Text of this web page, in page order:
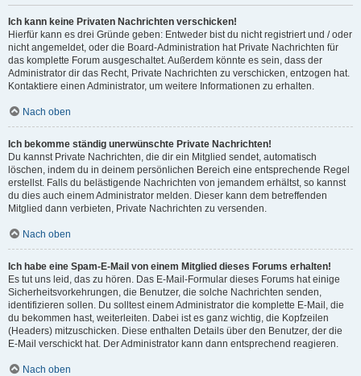
Ich kann keine Privaten Nachrichten verschicken!
Hierfür kann es drei Gründe geben: Entweder bist du nicht registriert und / oder
nicht angemeldet, oder die Board-Administration hat Private Nachrichten für
das komplette Forum ausgeschaltet. Außerdem könnte es sein, dass der
Administrator dir das Recht, Private Nachrichten zu verschicken, entzogen hat.
Kontaktiere einen Administrator, um weitere Informationen zu erhalten.
Nach oben
Ich bekomme ständig unerwünschte Private Nachrichten!
Du kannst Private Nachrichten, die dir ein Mitglied sendet, automatisch
löschen, indem du in deinem persönlichen Bereich eine entsprechende Regel
erstellst. Falls du belästigende Nachrichten von jemandem erhältst, so kannst
du dies auch einem Administrator melden. Dieser kann dem betreffenden
Mitglied dann verbieten, Private Nachrichten zu versenden.
Nach oben
Ich habe eine Spam-E-Mail von einem Mitglied dieses Forums erhalten!
Es tut uns leid, das zu hören. Das E-Mail-Formular dieses Forums hat einige
Sicherheitsvorkehrungen, die Benutzer, die solche Nachrichten senden,
identifizieren sollen. Du solltest einem Administrator die komplette E-Mail, die
du bekommen hast, weiterleiten. Dabei ist es ganz wichtig, die Kopfzeilen
(Headers) mitzuschicken. Diese enthalten Details über den Benutzer, der die
E-Mail verschickt hat. Der Administrator kann dann entsprechend reagieren.
Nach oben